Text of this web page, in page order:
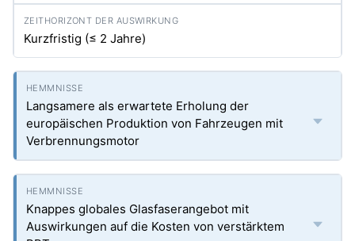
Kurzfristig (≤ 2 Jahre)
Langsamere als erwartete Erholung der
europäischen Produktion von Fahrzeugen mit
Verbrennungsmotor
Knappes globales Glasfaserangebot mit
Auswirkungen auf die Kosten von verstärktem